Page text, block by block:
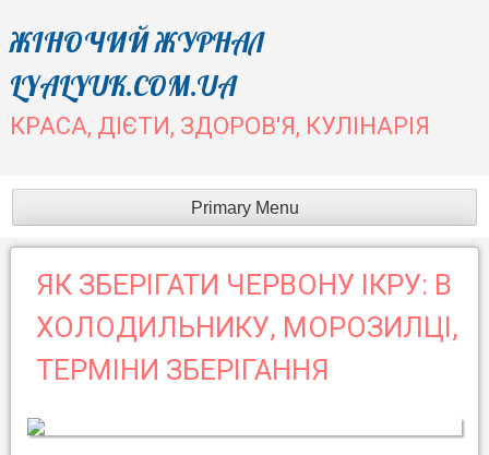
Skip
content
ЖІНОЧИЙ ЖУРНАЛ
LYALYUK.COM.UA
КРАСА, ДІЄТИ, ЗДОРОВ'Я, КУЛІНАРІЯ
Primary Menu
ЯК ЗБЕРІГАТИ ЧЕРВОНУ ІКРУ: В
ХОЛОДИЛЬНИКУ, МОРОЗИЛЦІ,
ТЕРМІНИ ЗБЕРІГАННЯ